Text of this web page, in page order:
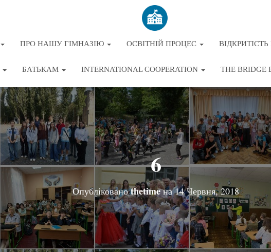
ПРО НАШУ ГІМНАЗІЮ ОСВІТНІЙ ПРОЦЕС
БАТЬКАМ INTERNATIONAL COOPERATION THE BRIDGE
6
Опублікованоthetimeна14 Червня, 2018